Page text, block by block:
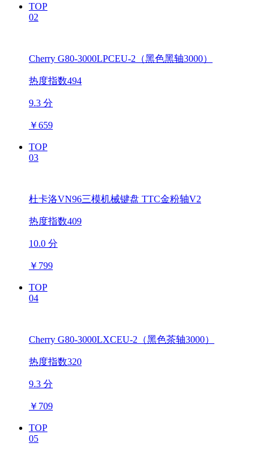
TOP
02
Cherry G80-3000LPCEU-2（黑色黑轴3000）
热度指数494
9.3 分
￥659
TOP
03
杜卡洛VN96三模机械键盘 TTC金粉轴V2
热度指数409
10.0 分
￥ 799
TOP
04
Cherry G80-3000LXCEU-2（黑色茶轴3000）
热度指数320
9.3 分
￥ 709
TOP
05